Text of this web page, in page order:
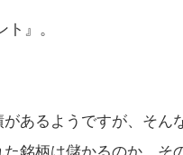
』。
あるようですが、そ
銘柄は儲かるのか、そ